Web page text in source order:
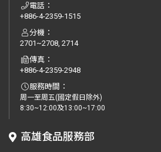
電話：
+886-4-2359-1515
分機：
2701~2708, 2714
傳真：
+886-4-2359-2948
服務時間：
周一至周五(國定假日除外)
8:30~12:00及13:00~17:00
高雄食品服務部